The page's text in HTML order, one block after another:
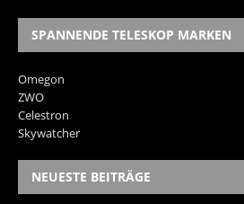
SPANNENDE TELESKOP MARKEN
Omegon
ZWO
Celestron
Skywatcher
NEUESTE BEITRÄGE